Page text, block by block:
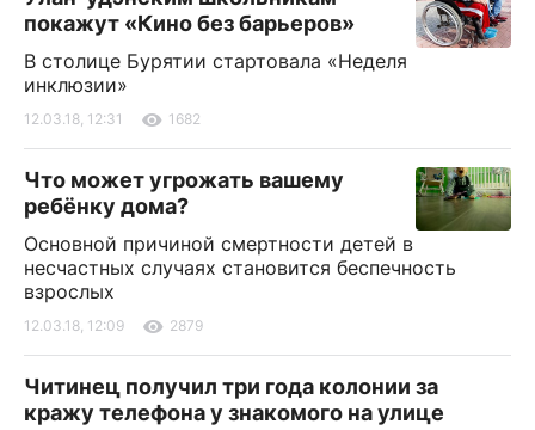
покажут «Кино без барьеров»
В столице Бурятии стартовала «Неделя
инклюзии»
12.03.18, 12:31 1682
Что может угрожать вашему
ребёнку дома?
Основной причиной смертности детей в
несчастных случаях становится беспечность
взрослых
12.03.18, 12:09 2879
Читинец получил три года колонии за
кражу телефона у знакомого на улице